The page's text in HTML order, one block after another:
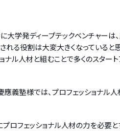
学発ディープテックベンチャーは
る役割は大変大きくなっていると
ル人材と組むことで多くのスター
義塾様では、プロフェッショナル
ロフェッショナル人材の力を必要